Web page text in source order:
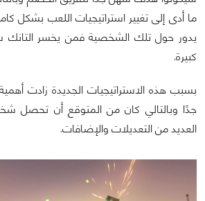
ما أدى إلى تغيير استراتيجيات اللعب بشكل
يدور حول تلك الشخصية فمن يخسر
كبيرة.
العديد من التعديلات والإضافات.